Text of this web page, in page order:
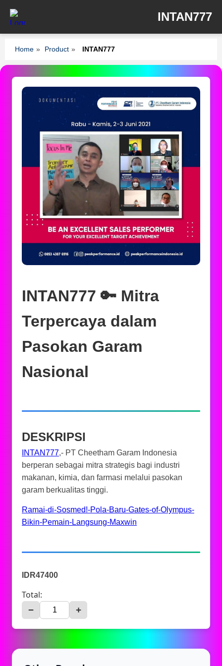
INTAN777
Home » Product » INTAN777
INTAN777 🔑 Mitra
Terpercaya dalam
Pasokan Garam
Nasional
DESKRIPSI
INTAN777,- PT Cheetham Garam Indonesia
berperan sebagai mitra strategis bagi industri
makanan, kimia, dan farmasi melalui pasokan
garam berkualitas tinggi.
Ramai-di-Sosmed!-Pola-Baru-Gates-of-Olympus-
Bikin-Pemain-Langsung-Maxwin
IDR47400
Total:
− +